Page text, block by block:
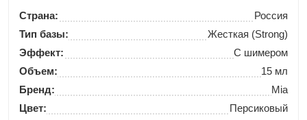
Страна:
Россия
Тип базы:
Жесткая (Strong)
Эффект:
С шимером
Объем:
15 мл
Бренд:
Mia
Цвет:
Персиковый